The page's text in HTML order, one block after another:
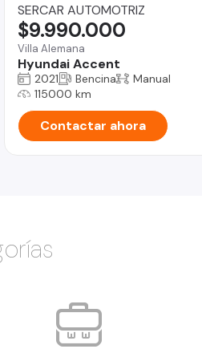
SERCAR AUTOMOTRIZ
Villa Alemana
Hyundai Accent
$9.990.000
2021 Bencina
Manual
115000 km
Contactar ahora